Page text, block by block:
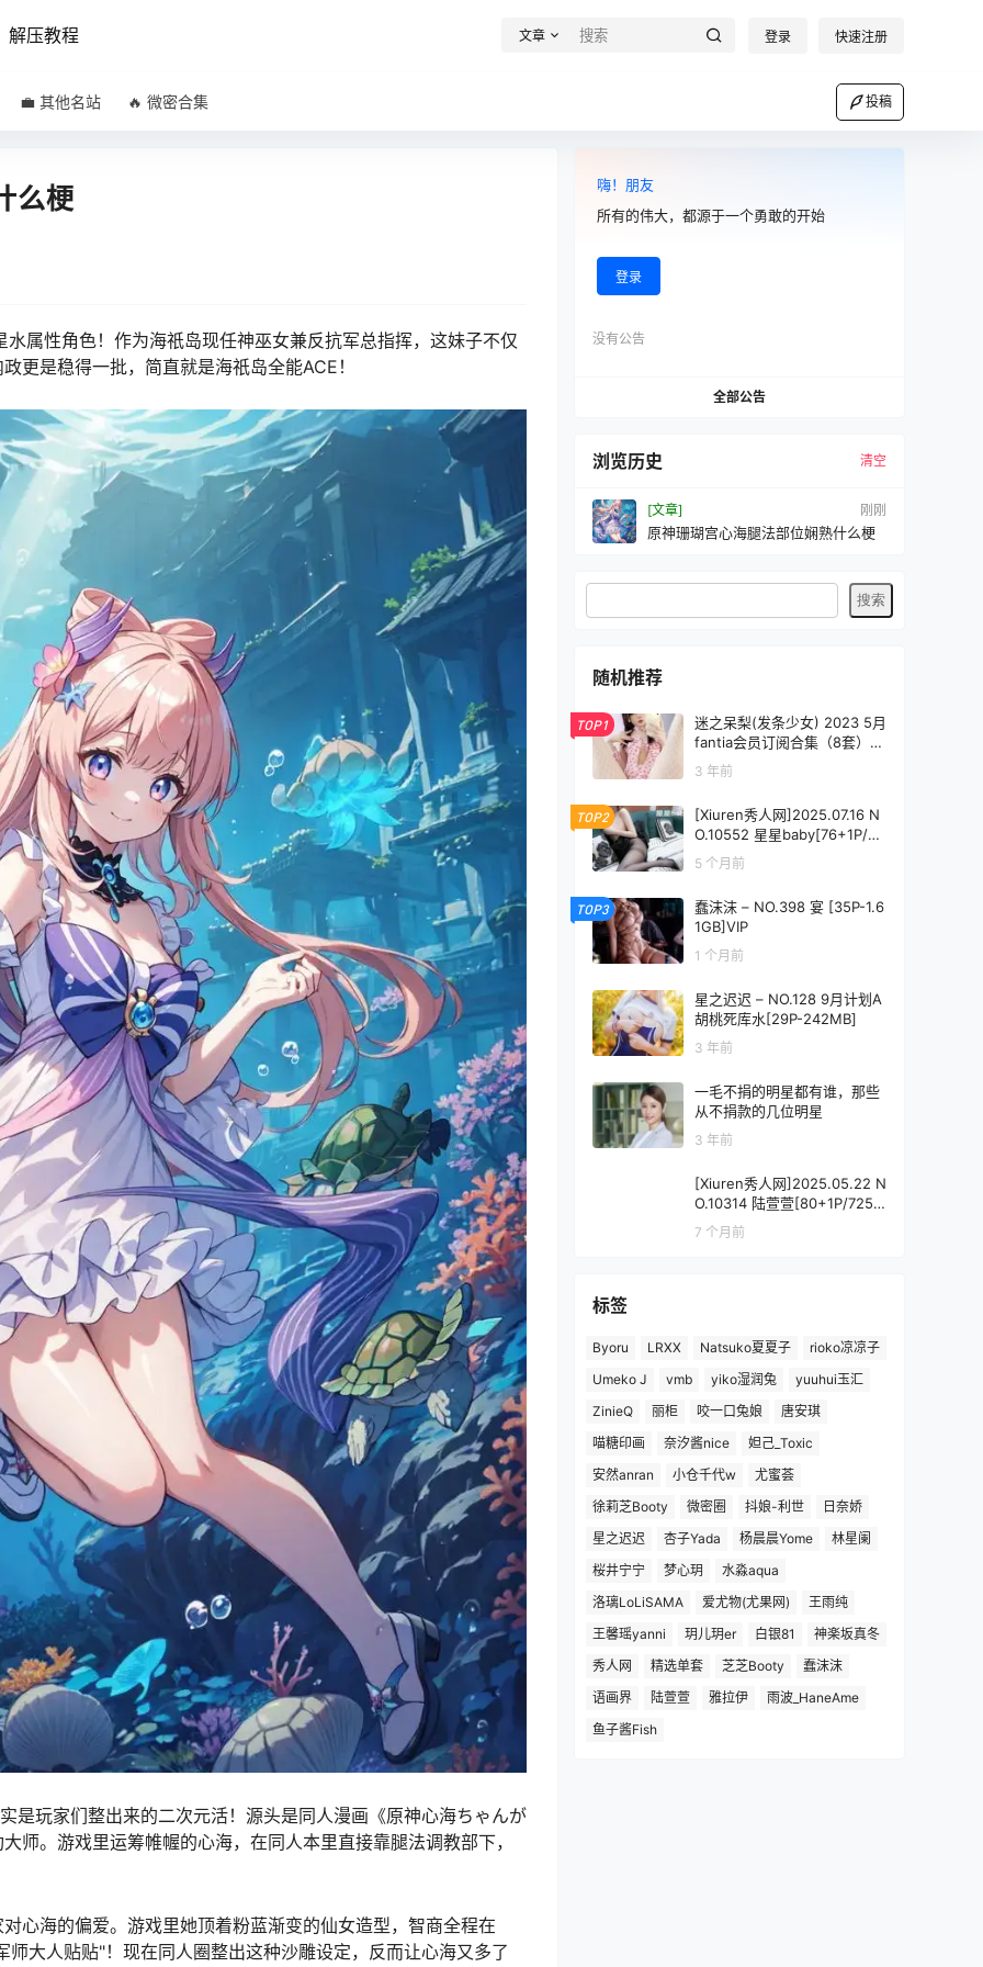
解压教程 文章 登录 快速注册
💼 其他名站 🔥 微密合集 投稿
么梗
属性角色！作为海祇岛现任神巫女兼反抗军总指挥，这妹子不仅
更是稳得一批，简直就是海祇岛全能ACE！
是玩家们整出来的二次元活！源头是同人漫画《原神心海ちゃんが
师。游戏里运筹帷幄的心海，在同人本里直接靠腿法调教部下，
心海的偏爱。游戏里她顶着粉蓝渐变的仙女造型，智商全程在
大人贴贴"！现在同人圈整出这种沙雕设定，反而让心海又多了
嗨！朋友
所有的伟大，都源于一个勇敢的开始
登录
没有公告
全部公告
浏览历史 清空
[文章] 刚刚
原神珊瑚宫心海腿法部位娴熟什么梗
随机推荐
TOP1
迷之呆梨(发条少女) 2023 5月
fantia会员订阅合集（8套）[1
50P1V-262MB]
3 年前
TOP2
[Xiuren秀人网]2025.07.16 N
O.10552 星星baby[76+1P/84
3MB]
5 个月前
TOP3
蠢沫沫 – NO.398 宴 [35P-1.6
1GB]VIP
1 个月前
星之迟迟 – NO.128 9月计划A
胡桃死库水[29P-242MB]
3 年前
一毛不捐的明星都有谁，那些
从不捐款的几位明星
3 年前
[Xiuren秀人网]2025.05.22 N
O.10314 陆萱萱[80+1P/725M
7 个月前
标签
Byoru LRXX Natsuko夏夏子
rioko凉凉子
Umeko J
vmb yiko湿润兔
yuuhui玉汇
ZinieQ
丽柜 咬一口兔娘
唐安琪
喵糖印画
奈汐酱nice
妲己_Toxic
安然anran
小仓千代w
尤蜜荟
徐莉芝Booty
微密圈 抖娘-利世
日奈娇
星之迟迟
杏子Yada 杨晨晨Yome
林星阑
桜井宁宁
梦心玥
水淼aqua
洛璃LoLiSAMA
爱尤物(尤果网)
王雨纯
王馨瑶yanni
玥儿玥er 白银81
神楽坂真冬
秀人网
精选单套 芝芝Booty
蠢沫沫
语画界
陆萱萱 雅拉伊
雨波_HaneAme
鱼子酱Fish